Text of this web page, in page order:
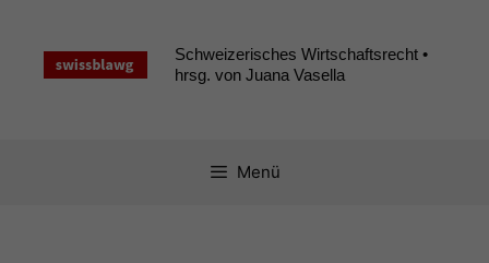
springen
Schweizerisches Wirtschaftsrecht •
hrsg. von Juana Vasella
Menü